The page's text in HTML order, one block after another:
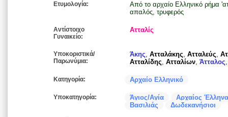
Ετυμολογία:
Από το αρχαίο Ελληνικό ρήμα
απαλός, τρυφερός
Αντίστοιχο
Γυναικείο:
Ατταλίς
Υποκοριστικά/
Παρωνύμια:
Άκης, Ατταλάκης, Ατταλεύς,
Ατταλίδης, Ατταλίων, Άτταλος
Κατηγορία: Αρχαίο Ελληνικό
Υποκατηγορία: Άγιος/Αγία
Αρχαίος
Βασιλιάς
Δωδεκανήσιοι